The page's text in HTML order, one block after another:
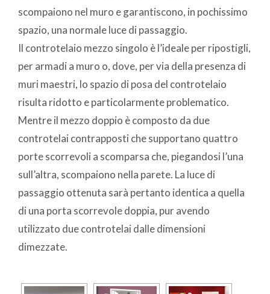
scompaiono nel muro e garantiscono, in pochissimo
spazio, una normale luce di passaggio.
Il controtelaio mezzo singolo è l’ideale per ripostigli,
per armadi a muro o, dove, per via della presenza di
muri maestri, lo spazio di posa del controtelaio
risulta ridotto e particolarmente problematico.
Mentre il mezzo doppio è composto da due
controtelai contrapposti che supportano quattro
porte scorrevoli a scomparsa che, piegandosi l’una
sull’altra, scompaiono nella parete. La luce di
passaggio ottenuta sarà pertanto identica a quella
di una porta scorrevole doppia, pur avendo
utilizzato due controtelai dalle dimensioni
dimezzate.